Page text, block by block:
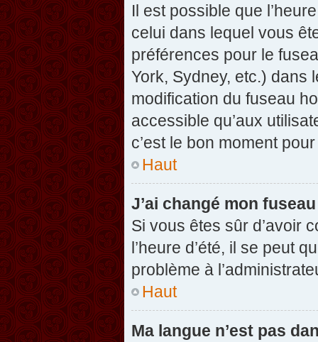
Il est possible que
celui dans lequel vous
préférences pour le
York, Sydney, etc.) dans
modification du fuseau
accessible qu’aux
c’est le bon moment
Haut
J’ai changé mon
Si vous êtes sûr d’avoir
l’heure d’été, il se peut
problème à
Haut
Ma langue n’est pas